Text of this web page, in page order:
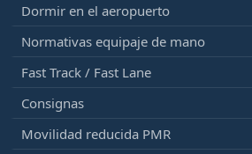
Dormir en el aeropuerto
Normativas equipaje de mano
Fast Track / Fast Lane
Consignas
Movilidad reducida PMR